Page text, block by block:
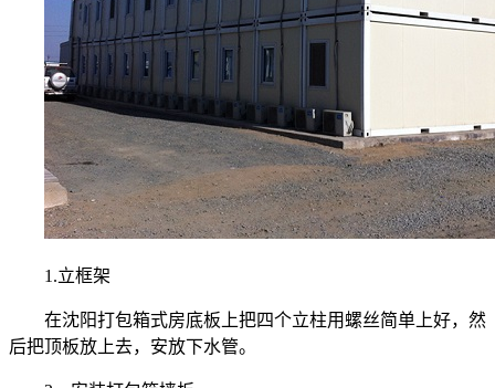
1.立框架
在沈阳打包箱式房底板上把四个立柱用螺丝简单上好，然
后把顶板放上去，安放下水管。